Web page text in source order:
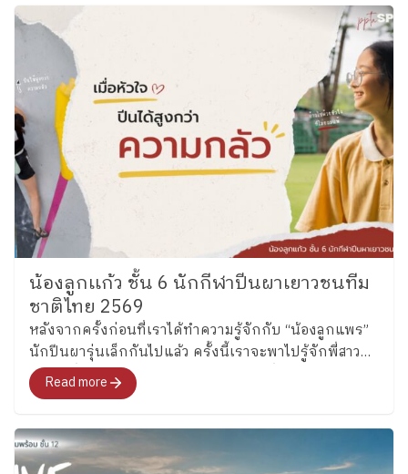
น้องลูกเเก้ว ชั้น 6 นักกีฬาปีนผาเยาวชนทีม
ชาติไทย 2569
หลังจากครั้งก่อนที่เราได้ทำความรู้จักกับ “น้องลูกแพร”
นักปีนผารุ่นเล็กกันไปแล้ว ครั้งนี้เราจะพาไปรู้จักพี่สาว
คนโต ซึ่งล่าสุดได้รับการคัดเลือกเป็นหนึ่งในนักกีฬาปีน
ผาเยาวชนทีมชาติไทย รุ่นอายุไม่เกิน 13 ปี ประเภท
เรือนงาม นักเรียนชั้น 6 โรงเรียนเพลินพัฒนา
Read more